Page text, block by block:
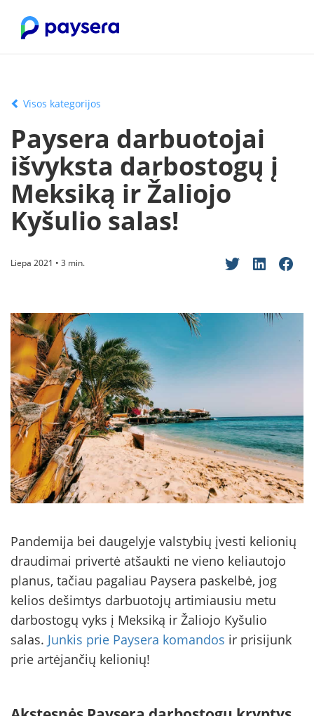
Visos kategorijos
Paysera darbuotojai
išvyksta darbostogų į
Meksiką ir Žaliojo
Kyšulio salas!
Liepa 2021 • 3 min.
Pandemija bei daugelyje valstybių įvesti kelionių
draudimai privertė atšaukti ne vieno keliautojo
planus, tačiau pagaliau Paysera paskelbė, jog
kelios dešimtys darbuotojų artimiausiu metu
darbostogų vyks į Meksiką ir Žaliojo Kyšulio
salas. Junkis prie Paysera komandos ir prisijunk
prie artėjančių kelionių!